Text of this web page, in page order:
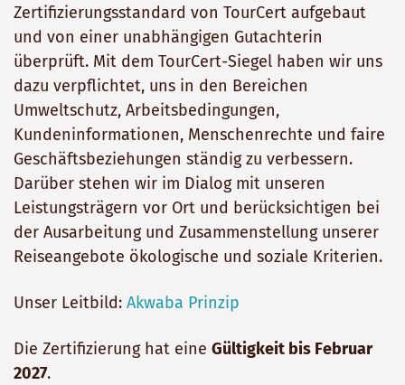
Zertifizierungsstandard von TourCert aufgebaut
und von einer unabhängigen Gutachterin
überprüft. Mit dem TourCert-Siegel haben wir uns
dazu verpflichtet, uns in den Bereichen
Umweltschutz, Arbeitsbedingungen,
Kundeninformationen, Menschenrechte und faire
Geschäftsbeziehungen ständig zu verbessern.
Darüber stehen wir im Dialog mit unseren
Leistungsträgern vor Ort und berücksichtigen bei
der Ausarbeitung und Zusammenstellung unserer
Reiseangebote ökologische und soziale Kriterien.
Unser Leitbild: Akwaba Prinzip
Die Zertifizierung hat eine Gültigkeit bis Februar
2027.